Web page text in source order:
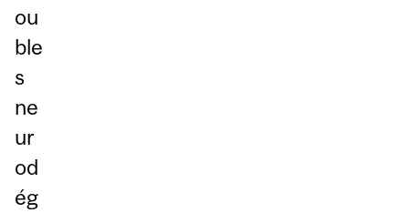
ou
ble
s
ne
ur
od
ég